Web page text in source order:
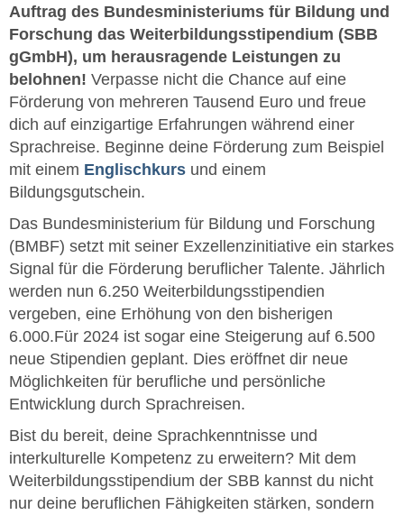
Auftrag des Bundesministeriums für Bildung und
Forschung das Weiterbildungsstipendium (SBB
gGmbH), um herausragende Leistungen zu
belohnen! Verpasse nicht die Chance auf eine
Förderung von mehreren Tausend Euro und freue
dich auf einzigartige Erfahrungen während einer
Sprachreise. Beginne deine Förderung zum Beispiel
mit einem Englischkurs und einem
Bildungsgutschein.
Das Bundesministerium für Bildung und Forschung
(BMBF) setzt mit seiner Exzellenzinitiative ein starkes
Signal für die Förderung beruflicher Talente. Jährlich
werden nun 6.250 Weiterbildungsstipendien
vergeben, eine Erhöhung von den bisherigen
6.000.Für 2024 ist sogar eine Steigerung auf 6.500
neue Stipendien geplant. Dies eröffnet dir neue
Möglichkeiten für berufliche und persönliche
Entwicklung durch Sprachreisen.
Bist du bereit, deine Sprachkenntnisse und
interkulturelle Kompetenz zu erweitern? Mit dem
Weiterbildungsstipendium der SBB kannst du nicht
nur deine beruflichen Fähigkeiten stärken, sondern